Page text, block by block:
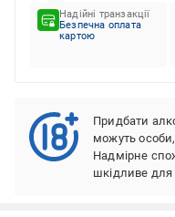
Надійні транзакції
Безпечна оплата
картою
Придбати
можуть
Надмірне
шкідливе